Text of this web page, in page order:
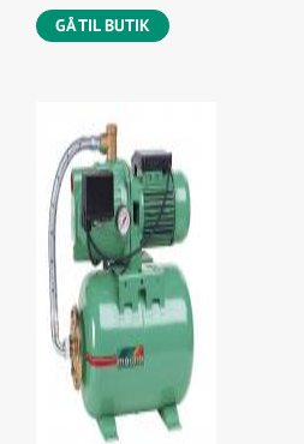
GÅ TIL BUTIK